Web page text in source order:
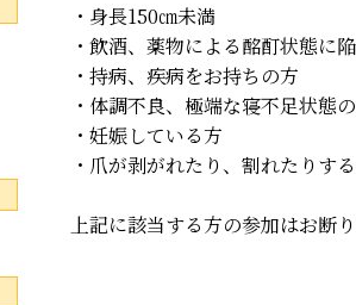
・身長150㎝未満
・飲酒、薬物による酩酊状態に
・持病、疾病をお持ちの方
・体調不良、極端な寝不足状態
・妊娠している方
・爪が剥がれたり、割れたりす
上記に該当する方の参加はお断